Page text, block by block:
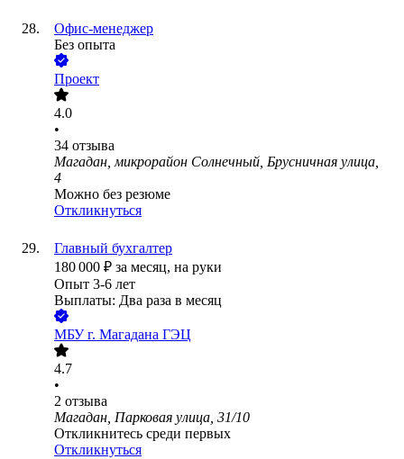
Офис-менеджер
Без опыта
Проект
4.0
•
34 отзыва
Магадан, микрорайон Солнечный, Брусничная улица,
4
Можно без резюме
Откликнуться
Главный бухгалтер
180 000 ₽ за месяц, на руки
Опыт 3-6 лет
Выплаты: Два раза в месяц
МБУ г. Магадана ГЭЦ
4.7
•
2 отзыва
Магадан, Парковая улица, 31/10
Откликнитесь среди первых
Откликнуться